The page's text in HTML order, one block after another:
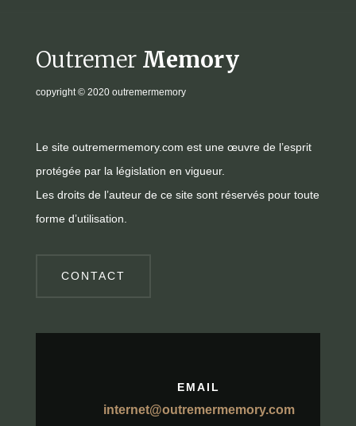
Outremer Memory
copyright© 2020 outremermemory
Le site outremermemory.com est une œuvre de l’esprit
protégée par la législation en vigueur.
Les droits de l’auteur de ce site sont réservés pour toute
forme d’utilisation.
CONTACT
EMAIL
internet@outremermemory.com